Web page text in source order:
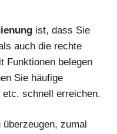
ist, dass Sie
auch die rechte
Funktionen belegen
Sie häufige
schnell erreichen.
zumal